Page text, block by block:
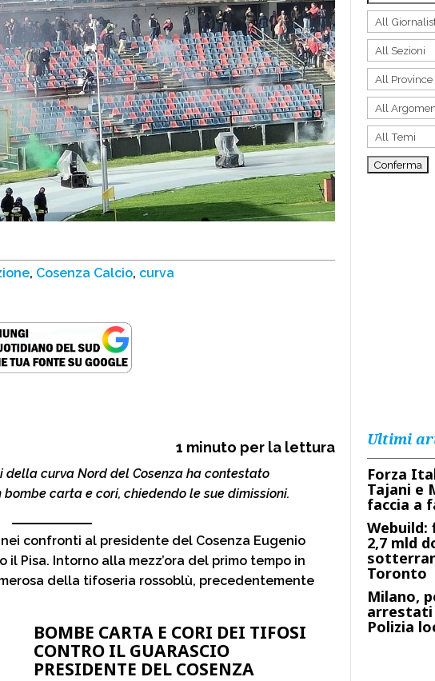
, Cosenza Calcio, curva
1 minuto per la lettura
curva Nord del Cosenza ha contestato
carta e cori, chiedendo le sue dimissioni.
nei confronti al presidente del Cosenza Eugenio
Pisa. Intorno alla mezz’ora del primo tempo in
della tifoseria rossoblù, precedentemente
BOMBE CARTA E CORI DEI TIFOSI
CONTRO IL GUARASCIO
PRESIDENTE DEL COSENZA
Ultimi
Forza
Tajani e
faccia a
2,7 mld
Toronto
Milano,
arrestati
Polizia